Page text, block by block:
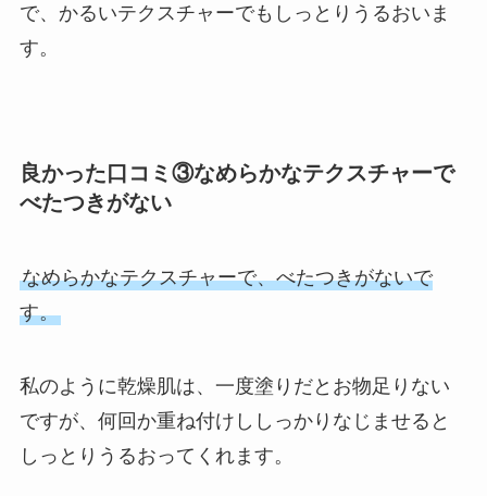
で、かるいテクスチャーでもしっとりうるおいま
す。
良かった口コミ③なめらかなテクスチャーで
べたつきがない
なめらかなテクスチャーで、べたつきがないで
す。
私のように乾燥肌は、一度塗りだとお物足りない
ですが、何回か重ね付けししっかりなじませると
しっとりうるおってくれます。